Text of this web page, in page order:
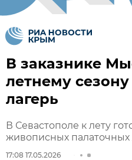
В заказнике
летнему
лагерь
В Севастополе к лету
живописных
17:08 17.05.2026